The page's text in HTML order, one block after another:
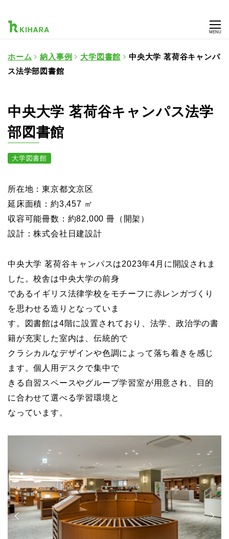
MENU
ホーム 納入事例 大学図書館
中央大学 茗荷谷キャンパ
ス法学部図書館
中央大学 茗荷谷キャンパス法学
部図書館
大学図書館
所在地：東京都文京区
延床面積：約3,457 ㎡
収容可能冊数：約82,000 冊（開架）
設計：株式会社日建設計
中央大学 茗荷谷キャンパスは2023年4月に開設されま
した。校舎は中央大学の前身
であるイギリス法律学校をモチーフに赤レンガづくり
を思わせる造りとなっていま
す。図書館は4階に設置されており、法学、政治学の書
籍が充実した室内は、伝統的で
クラシカルなデザインや色調によって落ち着きを感じ
ます。個人用デスクで集中で
きる自習スペースやグループ学習室が用意され、目的
に合わせて選べる学習環境と
なっています。